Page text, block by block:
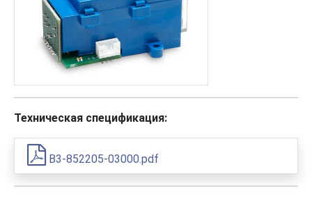
Техническая спецификация:
B3-852205-03000.pdf